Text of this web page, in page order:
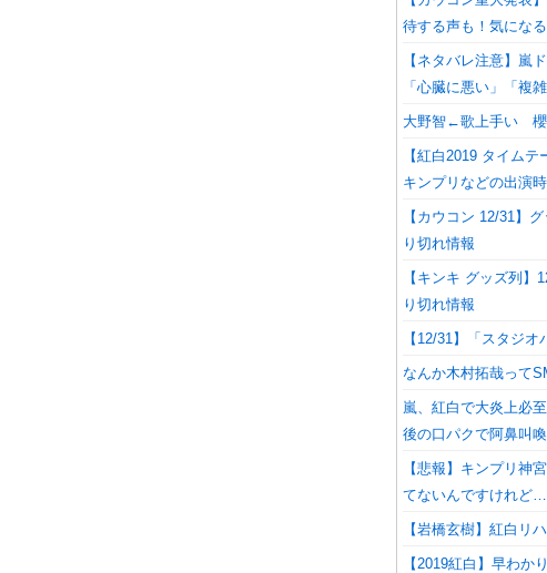
待する声も！気にな
【ネタバレ注意】嵐
「心臓に悪い」「複
大野智←歌上手い
【紅白2019 タイム
キンプリなどの出演
【カウコン 12/31】
り切れ情報
【キンキ グッズ列
り切れ情報
【12/31】「スタジ
なんか木村拓哉って
嵐、紅白で大炎上必
後の口パクで阿鼻叫
【悲報】キンプリ神
てないんですけれど…
【岩橋玄樹】紅白リ
【2019紅白】早わか